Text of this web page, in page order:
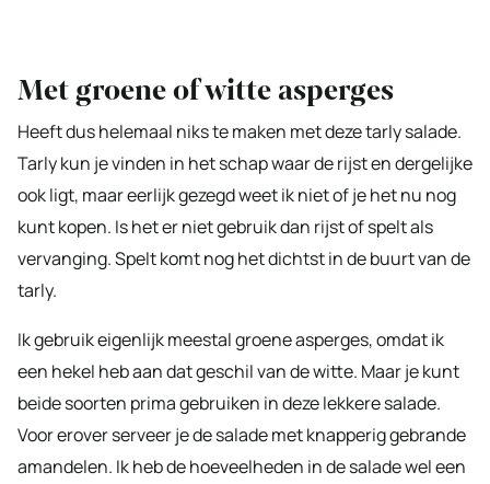
Met groene of witte asperges
Heeft dus helemaal niks te maken met deze tarly salade.
Tarly kun je vinden in het schap waar de rijst en dergelijke
ook ligt, maar eerlijk gezegd weet ik niet of je het nu nog
kunt kopen. Is het er niet gebruik dan rijst of spelt als
vervanging. Spelt komt nog het dichtst in de buurt van de
tarly.
Ik gebruik eigenlijk meestal groene asperges, omdat ik
een hekel heb aan dat geschil van de witte. Maar je kunt
beide soorten prima gebruiken in deze lekkere salade.
Voor erover serveer je de salade met knapperig gebrande
amandelen. Ik heb de hoeveelheden in de salade wel een